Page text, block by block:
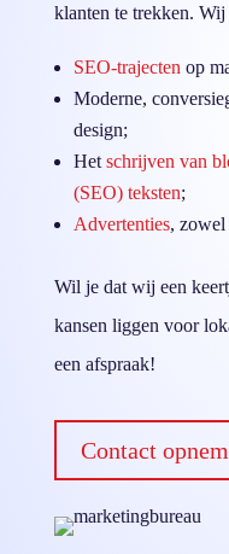
klanten te trekken.
SEO-trajecten op
Moderne,
design;
Het schrijven van
(SEO) teksten;
Advertenties, zowel
Wil je dat wij een
kansen liggen voor
een afspraak!
Contact